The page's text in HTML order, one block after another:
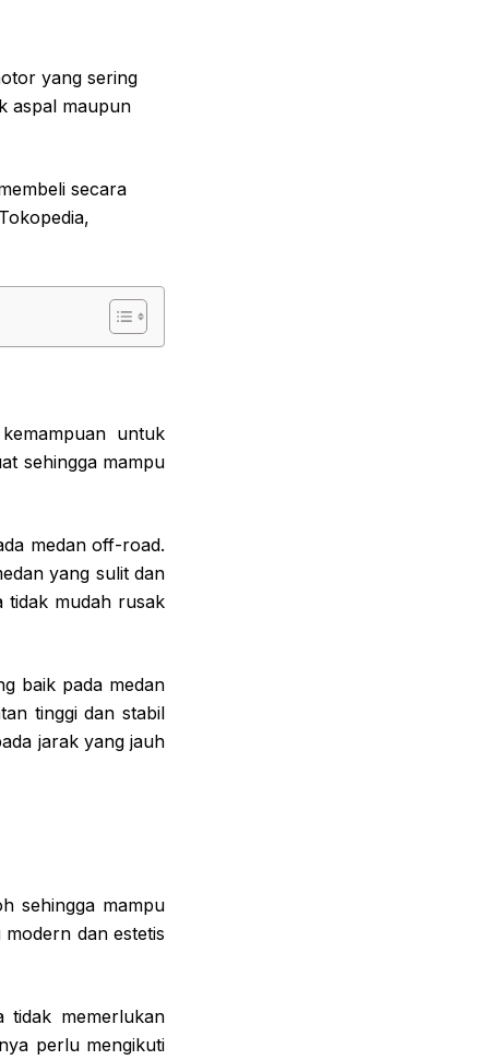
yang sering
aspal maupun
secara
untuk
sehingga mampu
medan off-road.
yang sulit dan
tidak mudah rusak
baik pada medan
tinggi dan stabil
jarak yang jauh
sehingga mampu
dan estetis
tidak memerlukan
perlu mengikuti